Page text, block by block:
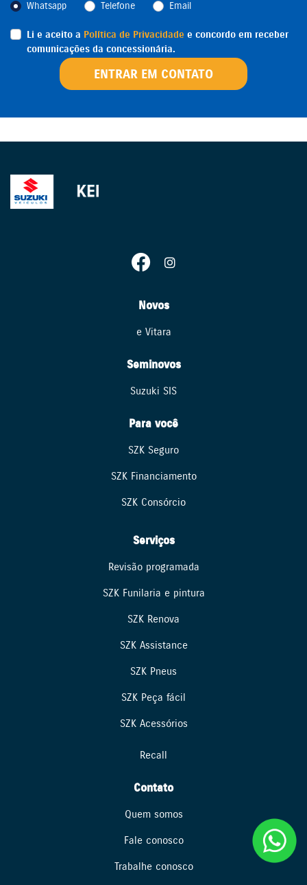
Whatsapp Telefone Email
Li e aceito a Política de Privacidade e concordo em receber
comunicações da concessionária.
ENTRAR EM CONTATO
Novos
e Vitara
Seminovos
Suzuki SIS
Para você
SZK Seguro
SZK Financiamento
SZK Consórcio
Serviços
Revisão programada
SZK Funilaria e pintura
SZK Renova
SZK Assistance
SZK Pneus
SZK Peça fácil
SZK Acessórios
Recall
Contato
Quem somos
Fale conosco
Trabalhe conosco